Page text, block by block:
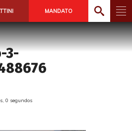
MANDATO
3-
0 segundos